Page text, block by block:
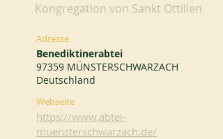
Kongregation von Sankt Ottilien
Adresse
Benediktinerabtei
97359 MÜNSTERSCHWARZACH
Deutschland
Webseite
https://www.abtei-
muensterschwarzach.de/